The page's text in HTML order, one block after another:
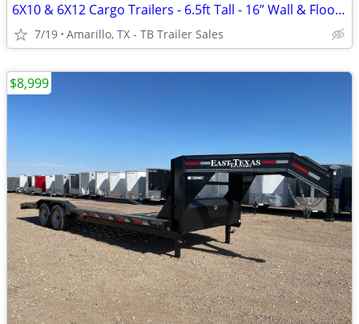
6X10 & 6X12 Cargo Trailers - 6.5ft Tall - 16” Wall & Floor Centers
7/19 Amarillo, TX - TB Trailer Sales
$8,999